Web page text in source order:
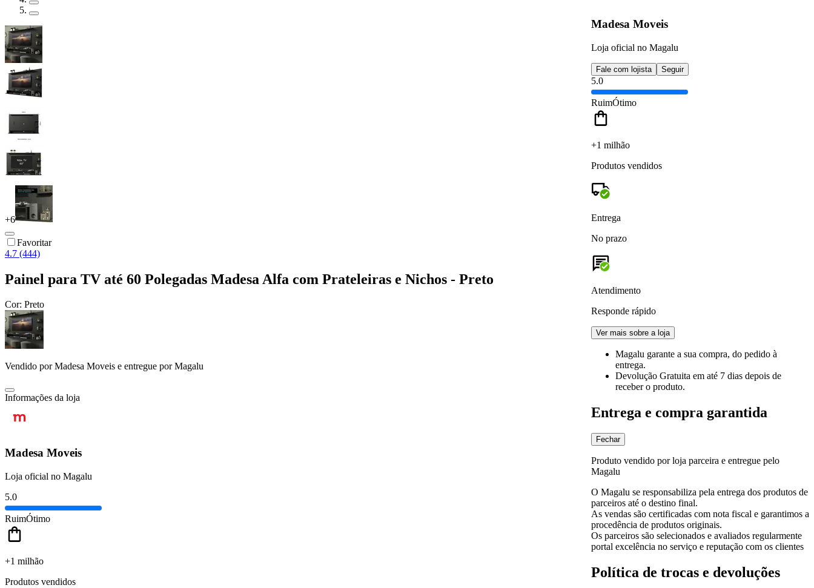
+6
Favoritar
4.7 (444)
Painel para TV até 60 Polegadas Madesa Alfa com Prateleiras e Nichos - Preto
Cor: Preto
Vendido porMadesa Moveis e entregue por Magalu
Informações da loja
Madesa Moveis
Loja oficial no Magalu
5.0
RuimÓtimo
+1 milhão
Produtos vendidos
Madesa Moveis
Loja oficial no Magalu
Fale com lojista Seguir
5.0
RuimÓtimo
+1 milhão
Produtos vendidos
Entrega
No prazo
Atendimento
Responde rápido
Ver mais sobre a loja
Magalu garante a sua compra, do pedido à
entrega.
Devolução Gratuita em até 7 dias depois de
receber o produto.
Entrega e compra garantida
Fechar
Produto vendido por loja parceira e entregue pelo
Magalu
O Magalu se responsabiliza pela entrega dos produtos de
parceiros até o destino final.
As vendas são certificadas com nota fiscal e garantimos a
procedência de produtos originais.
Os parceiros são selecionados e avaliados regularmente
portal excelência no serviço e reputação com os clientes
Política de trocas e devoluções